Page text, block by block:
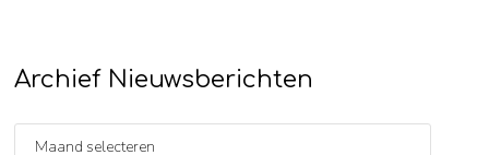
Archief Nieuwsberichten